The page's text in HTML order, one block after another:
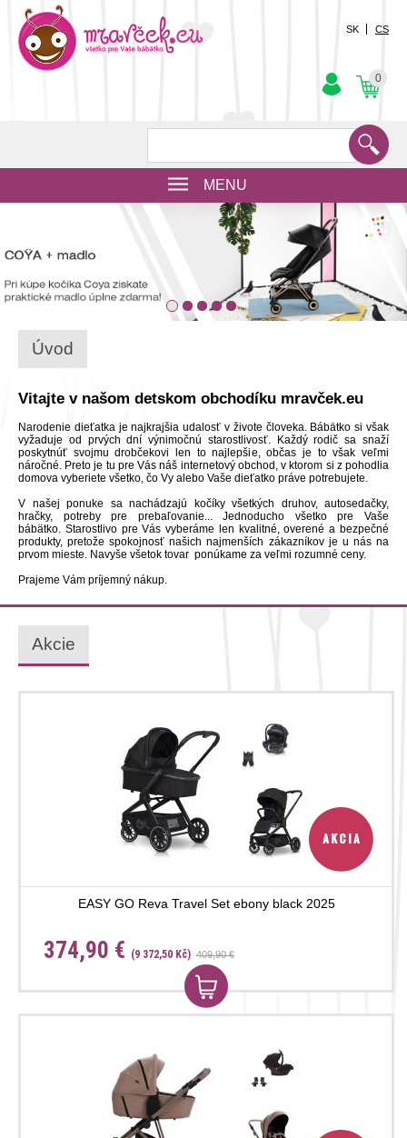
0
SK CS
MENU
Úvod
Vitajte v našom detskom obchodíku mravček.eu
Narodenie dieťatka je najkrajšia udalosť v živote človeka. Bábätko si však
vyžaduje od prvých dní výnimočnú starostlivosť. Každý rodič sa snaží
poskytnúť svojmu drobčekovi len to najlepšie, občas je to však veľmi
náročné. Preto je tu pre Vás náš internetový obchod, v ktorom si z pohodlia
domova vyberiete všetko, čo Vy alebo Vaše dieťatko práve potrebujete.
V našej ponuke sa nachádzajú kočíky všetkých druhov, autosedačky,
hračky, potreby pre prebaľovanie... Jednoducho všetko pre Vaše
bábätko. Starostlivo pre Vás vyberáme len kvalitné, overené a bezpečné
produkty, pretože spokojnosť našich najmenších zákazníkov je u nás na
prvom mieste. Navyše všetok tovar ponúkame za veľmi rozumné ceny.
Prajeme Vám príjemný nákup.
Akcie
EASY GO Reva Travel Set ebony black 2025
374,90 € (9 372,50 Kč) 409,90 €